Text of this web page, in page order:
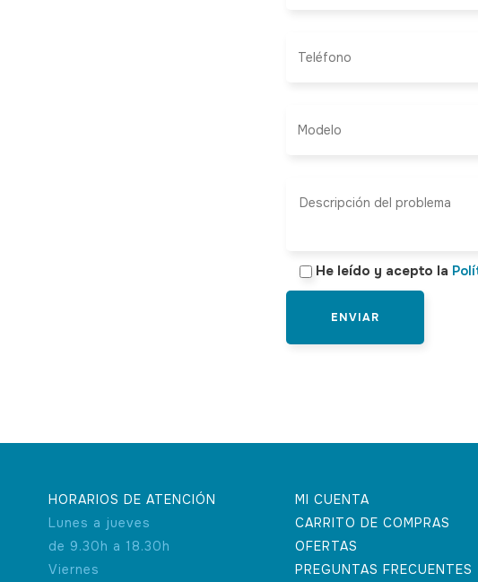
He leído y acepto la
HORARIOS DE ATENCIÓN
Lunes a jueves
de 9.30h a 18.30h
Viernes
MI CUENTA
CARRITO DE COMPRAS
OFERTAS
PREGUNTAS FRECUENTES